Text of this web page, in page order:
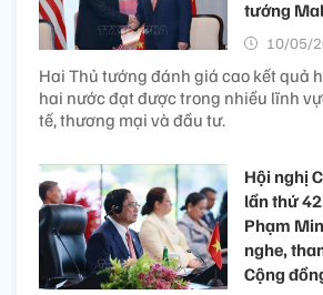
tướng
10/05/
Hai Thủ tướng đánh giá cao kết quả
hai nước đạt được trong nhiều lĩnh
tế, thương mại và đầu tư.
Hội nghị
lần thứ
Phạm
nghe,
Cộng